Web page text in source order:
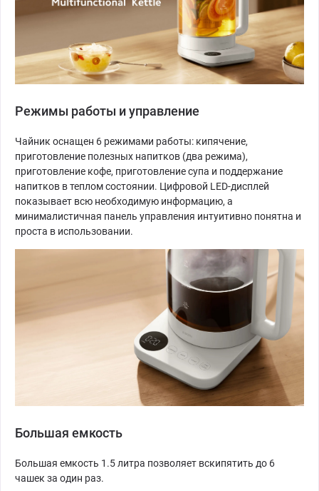
Режимы работы и управление
Чайник оснащен 6 режимами работы: кипячение,
приготовление полезных напитков (два режима),
приготовление кофе, приготовление супа и поддержание
напитков в теплом состоянии. Цифровой LED-дисплей
показывает всю необходимую информацию, а
минималистичная панель управления интуитивно понятна и
проста в использовании.
Большая емкость
Большая емкость 1.5 литра позволяет вскипятить до 6
чашек за один раз.